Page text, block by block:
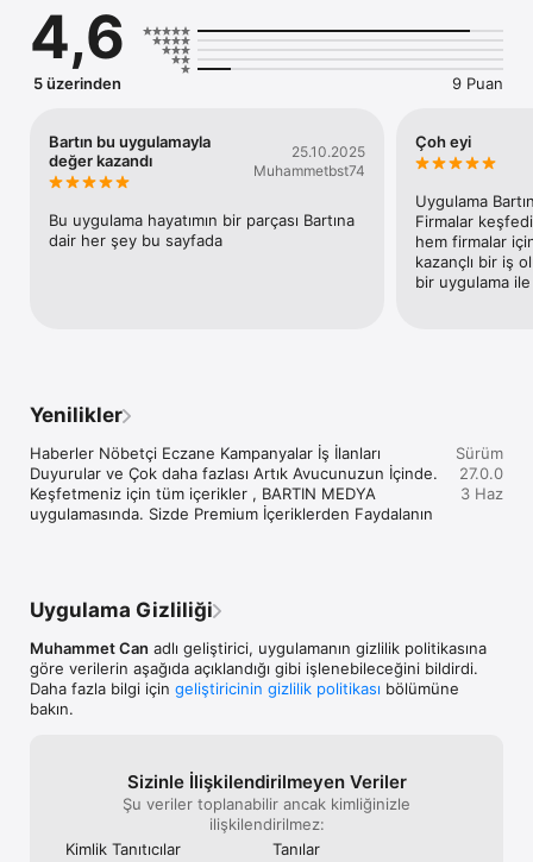
4,6
5 üzerinden 9 Puan
Bartın bu uygulamayla
değer kazandı
25.10.2025
Muhammetbst74
Bu uygulama hayatımın bir parçası Bartına
dair her şey bu sayfada
Çoh eyi
Uygulama
Firmalar
hem firmalar
kazançlı bir iş
bir uygulama
Yenilikler
Haberler Nöbetçi Eczane Kampanyalar İş İlanları
Duyurular ve Çok daha fazlası Artık Avucunuzun İçinde.
Keşfetmeniz için tüm içerikler , BARTIN MEDYA
uygulamasında. Sizde Premium İçeriklerden Faydalanın
Sürüm
27.0.0
3 Haz
Uygulama Gizliliği
Muhammet Can adlı geliştirici, uygulamanın gizlilik politikasına
göre verilerin aşağıda açıklandığı gibi işlenebileceğini bildirdi.
Daha fazla bilgi için geliştiricinin gizlilik politikası bölümüne
bakın.
Sizinle İlişkilendiril­me­yen Veriler
Şu veriler toplanabilir ancak kimliğinizle
ilişkilendirilmez:
Kimlik Tanıtıcılar
Tanılar